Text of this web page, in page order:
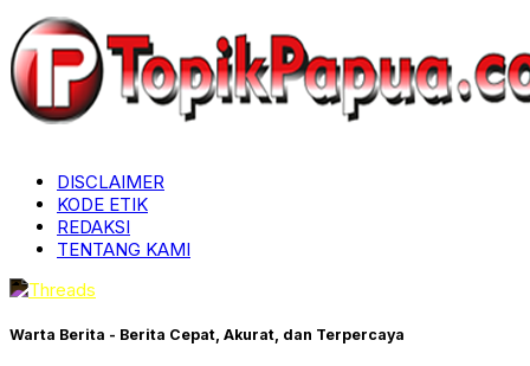
DISCLAIMER
KODE ETIK
REDAKSI
TENTANG KAMI
Warta Berita - Berita Cepat, Akurat, dan Terpercaya